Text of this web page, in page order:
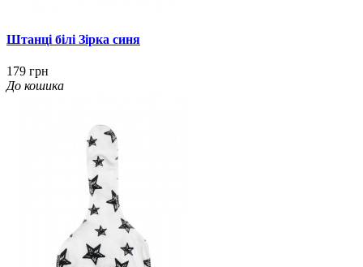
Штанці білі Зірка синя
179 грн
До кошика